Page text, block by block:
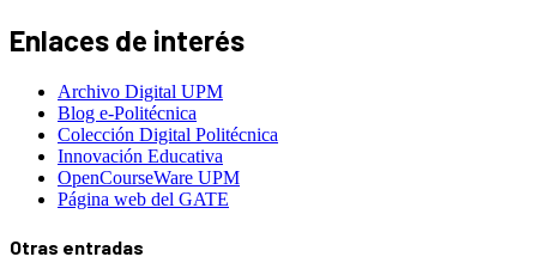
Enlaces de interés
Archivo Digital UPM
Blog e-Politécnica
Colección Digital Politécnica
Innovación Educativa
OpenCourseWare UPM
Página web del GATE
Otras entradas